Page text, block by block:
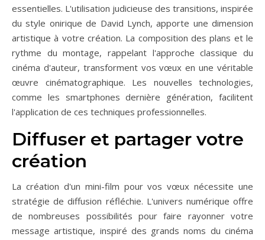
essentielles. L'utilisation judicieuse des transitions, inspirée
du style onirique de David Lynch, apporte une dimension
artistique à votre création. La composition des plans et le
rythme du montage, rappelant l'approche classique du
cinéma d'auteur, transforment vos vœux en une véritable
œuvre cinématographique. Les nouvelles technologies,
comme les smartphones dernière génération, facilitent
l'application de ces techniques professionnelles.
Diffuser et partager votre
création
La création d'un mini-film pour vos vœux nécessite une
stratégie de diffusion réfléchie. L'univers numérique offre
de nombreuses possibilités pour faire rayonner votre
message artistique, inspiré des grands noms du cinéma